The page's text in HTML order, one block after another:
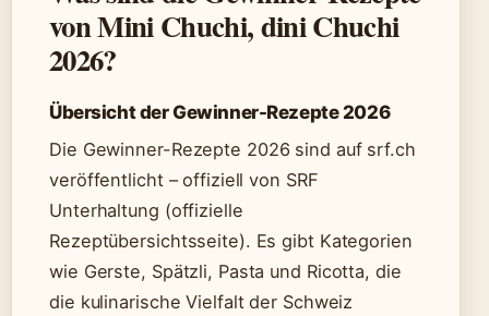
von Mini Chuchi, dini Chuchi
2026?
Übersicht der Gewinner-Rezepte 2026
Die Gewinner-Rezepte 2026 sind auf srf.ch
veröffentlicht – offiziell von SRF
Unterhaltung (offizielle
Rezeptübersichtsseite). Es gibt Kategorien
wie Gerste, Spätzli, Pasta und Ricotta, die
die kulinarische Vielfalt der Schweiz